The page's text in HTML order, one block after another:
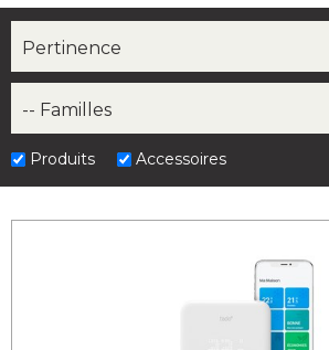
Pertinence
-- Familles
Produits Accessoires